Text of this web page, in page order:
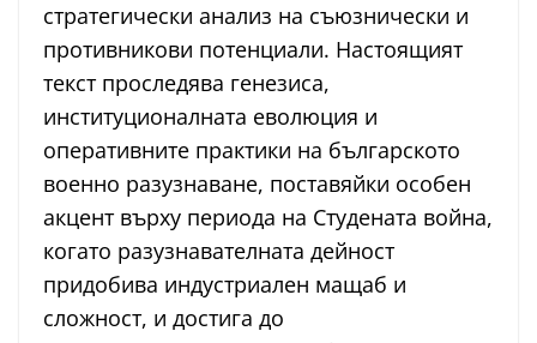
стратегически анализ на съюзнически и
противникови потенциали. Настоящият
текст проследява генезиса,
институционалната еволюция и
оперативните практики на българското
военно разузнаване, поставяйки особен
акцент върху периода на Студената война,
когато разузнавателната дейност
придобива индустриален мащаб и
сложност, и достига до